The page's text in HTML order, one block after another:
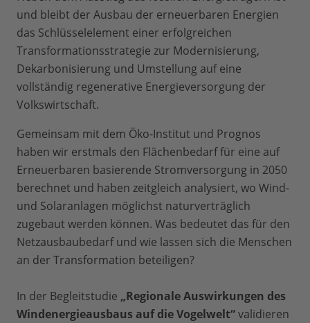
und bleibt der Ausbau der erneuerbaren Energien
das Schlüsselelement einer erfolgreichen
Transformationsstrategie zur Modernisierung,
Dekarbonisierung und Umstellung auf eine
vollständig regenerative Energieversorgung der
Volkswirtschaft.
Gemeinsam mit dem Öko-Institut und Prognos
haben wir erstmals den Flächenbedarf für eine auf
Erneuerbaren basierende Stromversorgung in 2050
berechnet und haben zeitgleich analysiert, wo Wind-
und Solaranlagen möglichst naturverträglich
zugebaut werden können. Was bedeutet das für den
Netzausbaubedarf und wie lassen sich die Menschen
an der Transformation beteiligen?
In der Begleitstudie „Regionale Auswirkungen des
Windenergieausbaus auf die Vogelwelt“validieren